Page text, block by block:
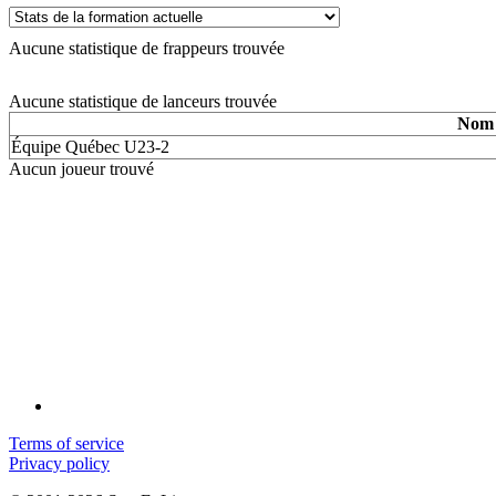
Aucune statistique de frappeurs trouvée
Aucune statistique de lanceurs trouvée
Nom
Équipe Québec U23-2
Aucun joueur trouvé
Terms of service
Privacy policy